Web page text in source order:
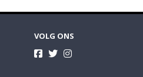
VOLG ONS